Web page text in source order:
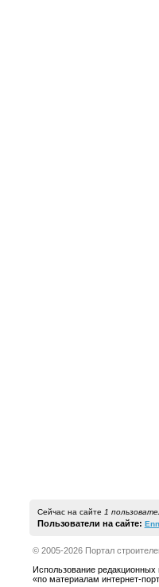
Сейчас на сайте 1
Пользователи на сайте:
© 2005-2026 Портал
Использование редакционных
«по материалам интернет-